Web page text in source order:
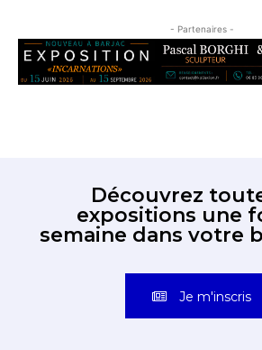
- Partenaires -
Découvrez
expositions une
semaine dans votre
Je m'inscris